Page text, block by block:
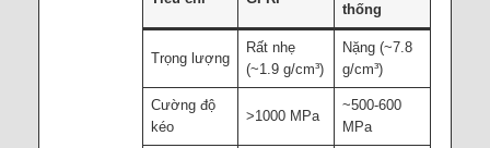
thống
Trọng lượng
Rất nhẹ
(~1.9 g/cm³)
Nặng (~7.8
g/cm³)
Cường độ
kéo
>1000 MPa
~500-600
MPa